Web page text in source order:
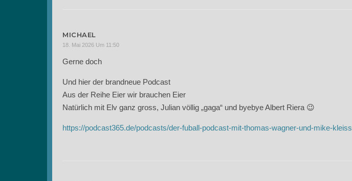
MICHAEL
18. Mai 2026 Um 11:50
Gerne doch
Und hier der brandneue Podcast
Aus der Reihe Eier wir brauchen Eier
Natürlich mit Elv ganz gross, Julian völlig „gaga“ und byebye Albert Riera 😉
https://podcast365.de/podcasts/der-fuball-podcast-mit-thomas-wagner-und-mike-kleiss